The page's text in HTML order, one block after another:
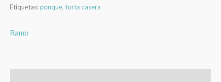
Etiquetas:ponque, torta casera
Ramo